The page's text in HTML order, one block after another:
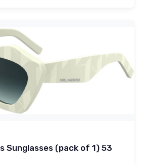
Sunglasses (pack of 1) 53